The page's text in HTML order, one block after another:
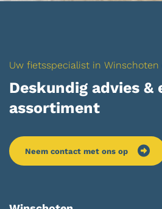
Uw fietsspecialist in Winschoten
Deskundig advies &
assortiment
Neem contact met ons op